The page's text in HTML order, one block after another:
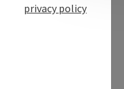
privacy policy